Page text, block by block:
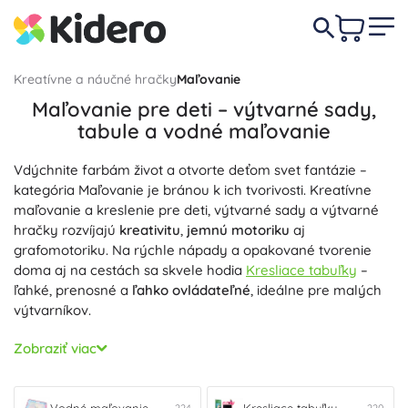
Kreatívne a náučné hračkyMaľovanie
Maľovanie pre deti – výtvarné sady,
tabule a vodné maľovanie
Vdýchnite farbám život a otvorte deťom svet fantázie –
kategória Maľovanie je bránou k ich tvorivosti. Kreatívne
maľovanie a kreslenie pre deti, výtvarné sady a výtvarné
hračky rozvíjajú kreativitu, jemnú motoriku aj
grafomotoriku. Na rýchle nápady a opakované tvorenie
doma aj na cestách sa skvele hodia Kresliace tabuľky –
ľahké, prenosné a ľahko ovládateľné, ideálne pre malých
výtvarníkov.
Chcete veľkú kresliacu plochu a priestor na tréning písania?
Tabule(kriedové, magnetické aj stieracie) podporia
obojstranné písanie, rýchle mazanie a
opakované použitie
Zobraziť viac